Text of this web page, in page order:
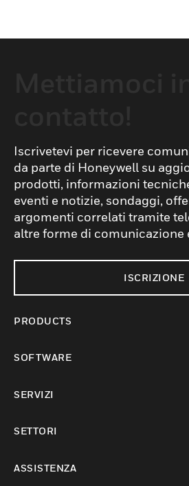
Iscrivetevi per ricevere
da parte di Honeywell su
prodotti, informazioni
eventi e notizie, sondaggi,
argomenti correlati tramite
altre forme di comunicazione
ISCRIZIONE
PRODUCTS
SOFTWARE
SERVIZI
SETTORI
ASSISTENZA